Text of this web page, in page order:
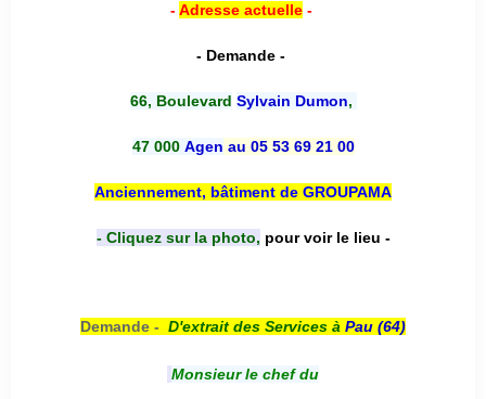
-Adresse actuelle-
- Demande -
66, Boulevard Sylvain Dumon,
47 000 Agen au 05 53 69 21 00
Anciennement, bâtiment de GROUPAMA
- Cliquez sur la photo, pour voir le lieu -
Demande - D'extrait des Services à Pau (64)
Monsieur le chef du